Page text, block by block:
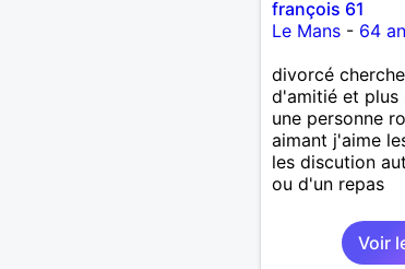
françois 61
Le Mans- 64
divorcé
d'amitié et plus
une personne
aimant j'aime
les discution
ou d'un repas
Voir